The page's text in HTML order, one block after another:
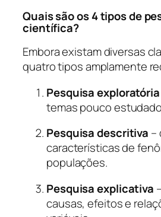
Quais são os 4 tipos de
científica?
Embora existam diversas
quatro tipos amplamente
Pesquisa exploratória
temas pouco
Pesquisa descritiva –
características de
populações.
Pesquisa explicativa
causas, efeitos e